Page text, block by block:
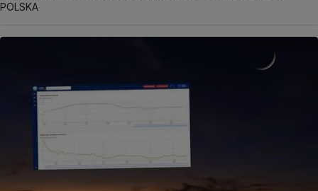
POLSKA